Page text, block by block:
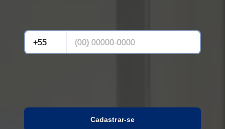
Cadastrar-se